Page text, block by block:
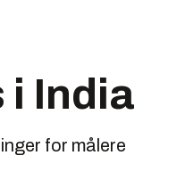
i India
for målere